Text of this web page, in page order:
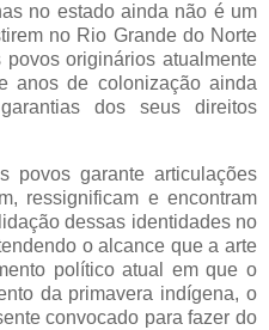
no estado ainda não é um
no Rio Grande do Norte
originários atualmente
anos de colonização ainda
dos seus direitos
povos garante articulações
ressignificam e encontram
dessas identidades no
o alcance que a arte
político atual em que o
da primavera indígena, o
convocado para fazer do